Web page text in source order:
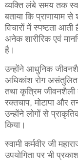
व्यक्ति लंबे समय तक
बताया कि प्राणायाम
विचारों में स्पष्टता
अनेक शारीरिक एवं
है।
उन्होंने आधुनिक
अधिकांश रोग असंतुलित
तथा कृत्रिम
रक्तचाप, मोटापा और
उन्होंने लोगों से
किया।
स्वामी कर्मवीर जी
उपयोगिता पर भी